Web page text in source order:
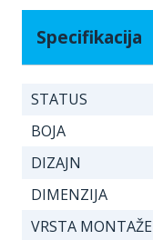
Specifikacija
STATUS
BOJA
DIZAJN
DIMENZIJA
VRSTA MONTAŽE